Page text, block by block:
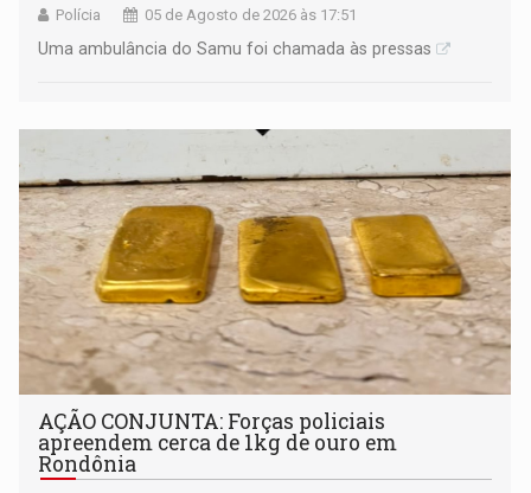
Polícia 05 de Agosto de 2026 às 17:51
Uma ambulância do Samu foi chamada às pressas
AÇÃO CONJUNTA: Forças policiais
apreendem cerca de 1kg de ouro em
Rondônia